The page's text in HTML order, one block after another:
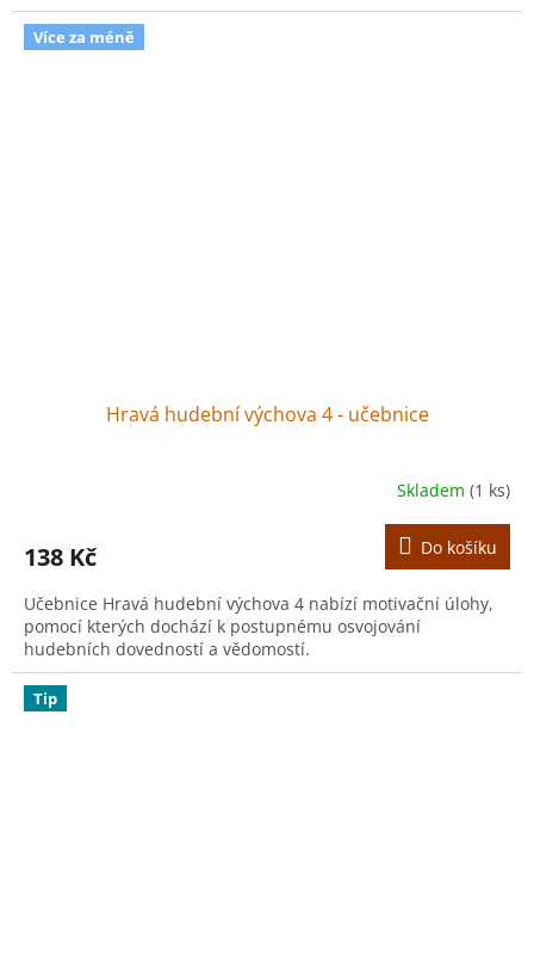
Více za méně
Hravá hudební výchova 4 - učebnice
Skladem (1 ks)
138 Kč Do košíku
Učebnice Hravá hudební výchova 4 nabízí motivační úlohy,
pomocí kterých dochází k postupnému osvojování
hudebních dovedností a vědomostí.
Tip